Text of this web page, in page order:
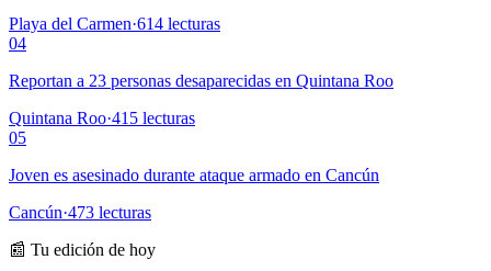
Playa del Carmen·614 lecturas
04
Reportan a 23 personas desaparecidas en Quintana Roo
Quintana Roo·415 lecturas
05
Joven es asesinado durante ataque armado en Cancún
Cancún·473 lecturas
📰 Tu edición de hoy